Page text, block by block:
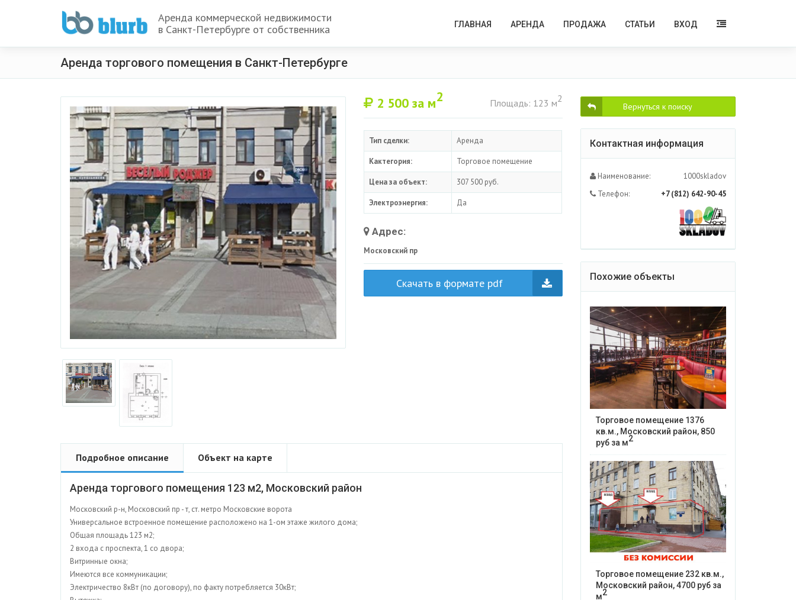
Аренда коммерческой недвижимости
в Санкт-Петербурге от собственника
ГЛАВНАЯ АРЕНДА ПРОДАЖА СТАТЬИ ВХОД
Аренда торгового помещения в Санкт-Петербурге
2 500 за м2 Площадь: 123 м2
Тип сделки: Аренда
Кактегория: Торговое помещение
Цена за объект: 307 500 руб.
Электроэнергия: Да
Адрес:
Московский пр
Скачать в формате pdf
Подробное описание Объект на карте
Аренда торгового помещения 123 м2, Московский район
Московский р-н, Московский пр - т, ст. метро Московские ворота
Универсальное встроенное помещение расположено на 1-ом этаже жилого дома;
Общая площадь 123 м2;
2 входа с проспекта, 1 со двора;
Витринные окна;
Имеются все коммуникации;
Электричество 8кВт (по договору), по факту потребляется 30кВт;
Вернуться к поиску
Контактная информация
Наименование:
1000skladov
Телефон:
+7 (812) 642-90-45
Похожие объекты
Торговое помещение 1376
кв.м., Московский район, 850
руб за м2
Торговое помещение 232 кв.м.,
Московский район, 4700 руб за
м2